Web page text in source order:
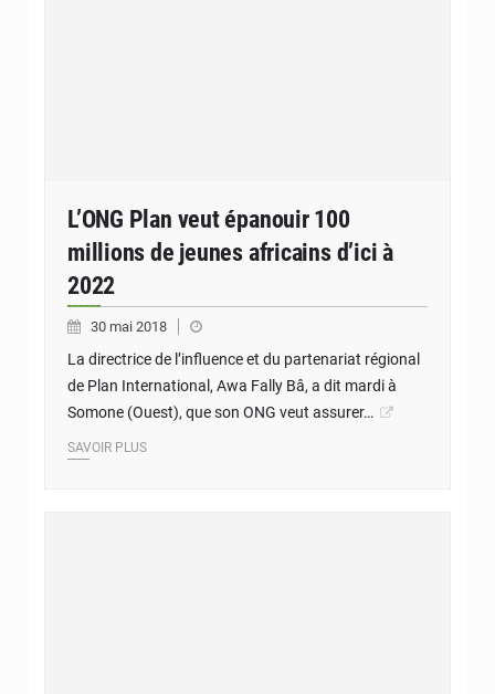
L’ONG Plan veut épanouir 100
millions de jeunes africains d’ici à
2022
30 mai 2018
La directrice de l’influence et du partenariat régional
de Plan International, Awa Fally Bâ, a dit mardi à
Somone (Ouest), que son ONG veut assurer…
SAVOIR PLUS